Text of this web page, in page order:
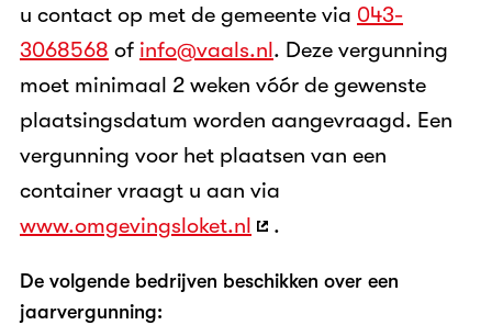
u contact op met de gemeente via 043-
3068568 of info@vaals.nl. Deze vergunning
moet minimaal 2 weken vóór de gewenste
plaatsingsdatum worden aangevraagd. Een
vergunning voor het plaatsen van een
container vraagt u aan via
www.omgevingsloket.nl
.
De volgende bedrijven beschikken over een
jaarvergunning: